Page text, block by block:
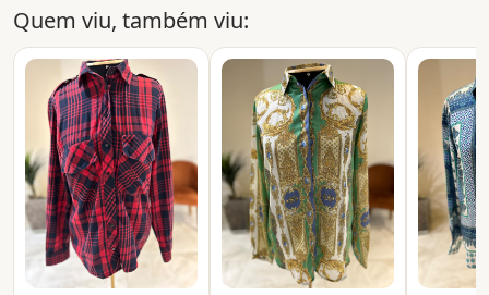
Quem viu, também viu: